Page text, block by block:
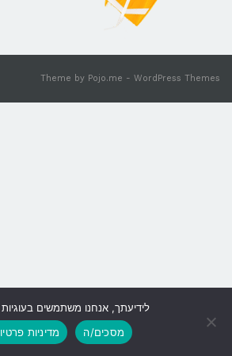
Theme by Pojo.me - WordPress Themes
גלילה
לראש
לידיעתך, אנחנו משתמשים
מסכים/ה
מדיניות